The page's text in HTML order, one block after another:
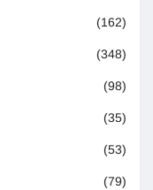
(162)
(348)
(98)
(35)
(53)
(79)